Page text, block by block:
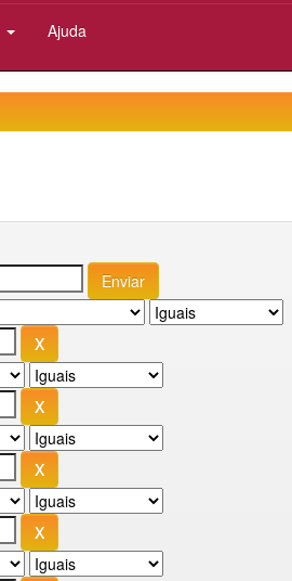
Ajuda